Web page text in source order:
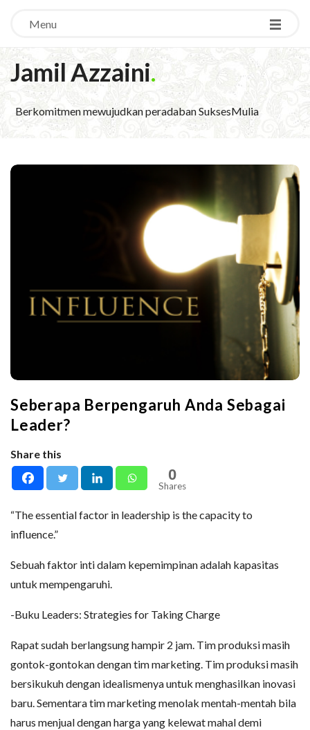
Menu
Jamil Azzaini.
Berkomitmen mewujudkan peradaban SuksesMulia
Seberapa Berpengaruh Anda Sebagai
Leader?
Share this
0
Shares
“The essential factor in leadership is the capacity to
influence.”
Sebuah faktor inti dalam kepemimpinan adalah kapasitas
untuk mempengaruhi.
-Buku Leaders: Strategies for Taking Charge
Rapat sudah berlangsung hampir 2 jam. Tim produksi masih
gontok-gontokan dengan tim marketing. Tim produksi masih
bersikukuh dengan idealismenya untuk menghasilkan inovasi
baru. Sementara tim marketing menolak mentah-mentah bila
harus menjual dengan harga yang kelewat mahal demi